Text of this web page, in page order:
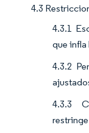
4.3
4.3.1
que infla
4.3.2
4.3.3